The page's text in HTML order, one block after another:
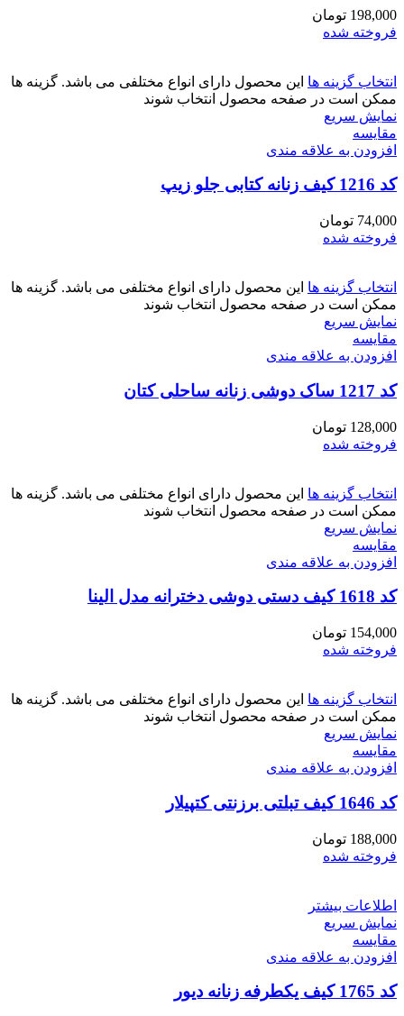
198,000 تومان
فروخته شده
انتخاب گزینه ها این محصول دارای انواع مختلفی می باشد. گزینه ها
ممکن است در صفحه محصول انتخاب شوند
نمایش سریع
مقايسه
افزودن به علاقه مندی
کد 1216 کیف زنانه کتابی جلو زیپ
74,000 تومان
فروخته شده
انتخاب گزینه ها این محصول دارای انواع مختلفی می باشد. گزینه ها
ممکن است در صفحه محصول انتخاب شوند
نمایش سریع
مقايسه
افزودن به علاقه مندی
کد 1217 ساک دوشی زنانه ساحلی کتان
128,000 تومان
فروخته شده
انتخاب گزینه ها این محصول دارای انواع مختلفی می باشد. گزینه ها
ممکن است در صفحه محصول انتخاب شوند
نمایش سریع
مقايسه
افزودن به علاقه مندی
کد 1618 کیف دستی دوشی دخترانه مدل الینا
154,000 تومان
فروخته شده
انتخاب گزینه ها این محصول دارای انواع مختلفی می باشد. گزینه ها
ممکن است در صفحه محصول انتخاب شوند
نمایش سریع
مقايسه
افزودن به علاقه مندی
کد 1646 کیف تبلتی برزنتی کتپیلار
188,000 تومان
فروخته شده
اطلاعات بیشتر
نمایش سریع
مقايسه
افزودن به علاقه مندی
کد 1765 کیف یکطرفه زنانه دیور